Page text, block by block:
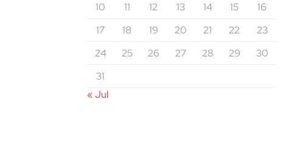
10
11 12 13 14 15
16
17
18 19 20 21 22
23
24
25 26 27 28 29
30
31
« Jul